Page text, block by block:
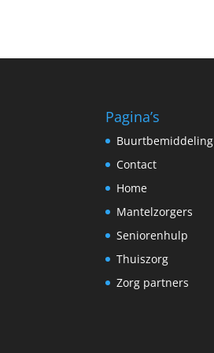
Pagina’s
Buurtbemiddeling
Contact
Home
Mantelzorgers
Seniorenhulp
Thuiszorg
Zorg partners